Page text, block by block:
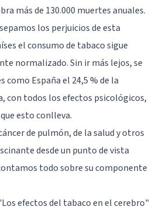
más de 130.000 muertes anuales.
los perjuicios de esta
el consumo de tabaco sigue
normalizado. Sin ir más lejos, se
como España el 24,5 % de la
con todos los efectos psicológicos,
esto conlleva.
de pulmón, de la salud y otros
desde un punto de vista
todo sobre su componente
efectos del tabaco en el cerebro"